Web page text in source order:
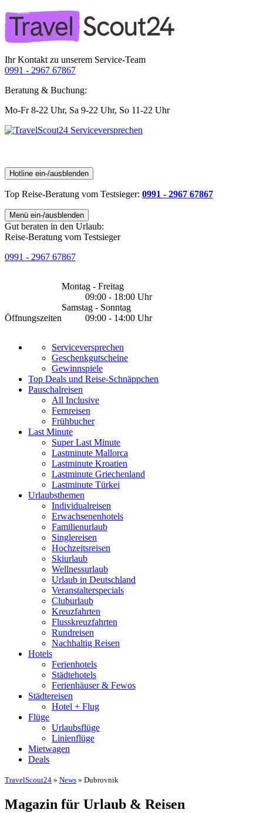
Ihr Kontakt zu unserem Service-Team
0991 - 2967 67867
Beratung & Buchung:
Mo-Fr 8-22 Uhr, Sa 9-22 Uhr, So 11-22 Uhr
Hotline ein-/ausblenden
Top Reise-Beratung vom Testsieger: 0991 - 2967 67867
Menü ein-/ausblenden
Gut beraten in den Urlaub:
Reise-Beratung vom Testsieger
0991 - 2967 67867
Öffnungszeiten
Montag - Freitag
09:00 - 18:00 Uhr
Samstag - Sonntag
09:00 - 14:00 Uhr
Serviceversprechen
Geschenkgutscheine
Gewinnspiele
Top Deals und Reise-Schnäppchen
Pauschalreisen
All Inclusive
Fernreisen
Frühbucher
Last Minute
Super Last Minute
Lastminute Mallorca
Lastminute Kroatien
Lastminute Griechenland
Lastminute Türkei
Urlaubsthemen
Individualreisen
Erwachsenenhotels
Familienurlaub
Singlereisen
Hochzeitsreisen
Skiurlaub
Wellnessurlaub
Urlaub in Deutschland
Veranstalterspecials
Cluburlaub
Kreuzfahrten
Flusskreuzfahrten
Rundreisen
Nachhaltig Reisen
Hotels
Ferienhotels
Städtehotels
Ferienhäuser & Fewos
Städtereisen
Hotel + Flug
Flüge
Urlaubsflüge
Linienflüge
Mietwagen
Deals
TravelScout24 » News » Dubrovnik
Magazin für Urlaub & Reisen